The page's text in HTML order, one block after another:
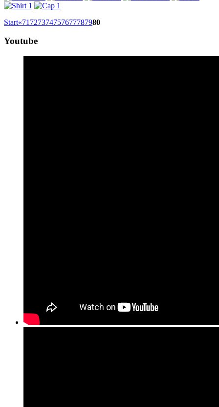
Start«71 727374757677787980
Youtube